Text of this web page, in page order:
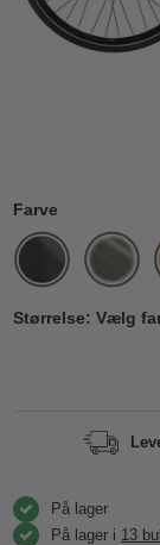
Farve
På lager
På lager i 13